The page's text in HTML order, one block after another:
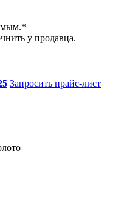
у продавца.
Запросить прайс-лист